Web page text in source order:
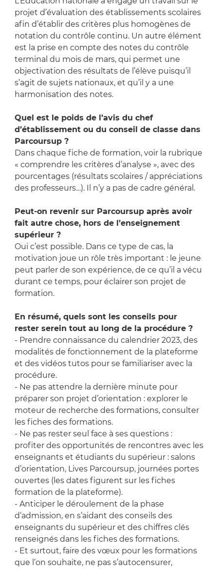
projet d’évaluation des établissements scolaires
afin d’établir des critères plus homogènes de
notation du contrôle continu. Un autre élément
est la prise en compte des notes du contrôle
terminal du mois de mars, qui permet une
objectivation des résultats de l’élève puisqu’il
s’agit de sujets nationaux, et qu’il y a une
harmonisation des notes.
Quel est le poids de l’avis du chef
d’établissement ou du conseil de classe dans
Parcoursup ?
Dans chaque fiche de formation, voir la rubrique
« comprendre les critères d’analyse », avec des
pourcentages (résultats scolaires / appréciations
des professeurs…). Il n’y a pas de cadre général.
Peut-on revenir sur Parcoursup après avoir
fait autre chose, hors de l’enseignement
supérieur ?
Oui c’est possible. Dans ce type de cas, la
motivation joue un rôle très important : le jeune
peut parler de son expérience, de ce qu’il a vécu
durant ce temps, pour éclairer son projet de
formation.
En résumé, quels sont les conseils pour
rester serein tout au long de la procédure ?
- Prendre connaissance du calendrier 2023, des
modalités de fonctionnement de la plateforme
et des vidéos tutos pour se familiariser avec la
procédure.
- Ne pas attendre la dernière minute pour
préparer son projet d’orientation : explorer le
moteur de recherche des formations, consulter
les fiches des formations.
- Ne pas rester seul face à ses questions :
profiter des opportunités de rencontres avec les
enseignants et étudiants du supérieur : salons
d’orientation, Lives Parcoursup, journées portes
ouvertes (les dates figurent sur les fiches
formation de la plateforme).
- Anticiper le déroulement de la phase
d’admission, en s’aidant des conseils des
enseignants du supérieur et des chiffres clés
renseignés dans les fiches des formations.
- Et surtout, faire des vœux pour les formations
que l’on souhaite, ne pas s’autocensurer,